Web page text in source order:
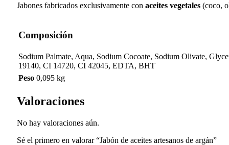
Jabones fabricados exclusivamente con aceites vegetales (coco,
Composición
Sodium Palmate, Aqua, Sodium Cocoate, Sodium Olivate,
19140, CI 14720, CI 42045, EDTA, BHT
Peso 0,095 kg
Valoraciones
No hay valoraciones aún.
Sé el primero en valorar “Jabón de aceites artesanos de argán”